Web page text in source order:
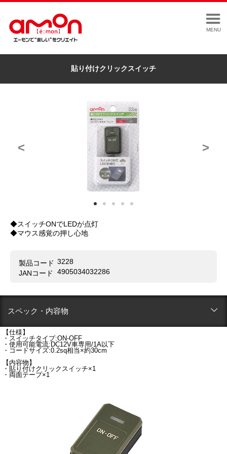
MENU
貼り付けクリックスイッチ
< >
◆スイッチONでLEDが点灯
◆マウス感覚の押し心地
製品コード 3228
JANコード
4905034032286
スペック・内容物
【仕様】
・スイッチタイプ:ON-OFF
・使用可能電流:DC12V車専用/1A以下
・コードサイズ:0.2sq相当×約30cm
【内容物】
・貼り付けクリックスイッチ×1
・両面テープ×1